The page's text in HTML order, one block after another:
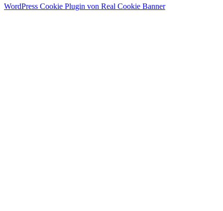
WordPress Cookie Plugin von Real Cookie Banner